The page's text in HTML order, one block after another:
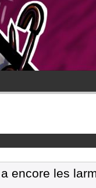
encore les